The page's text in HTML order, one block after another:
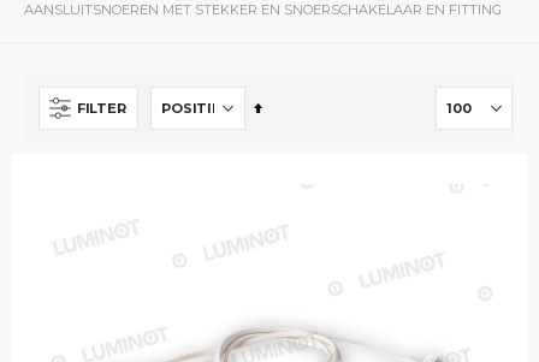
AANSLUITSNOEREN MET STEKKER EN SNOERSCHAKELAAR EN FITTING
FILTER
Van